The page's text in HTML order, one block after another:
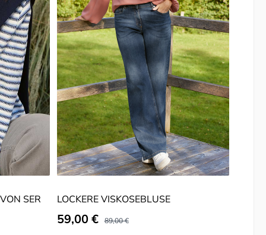
SER LOCKERE VISKOSEBLUSE
Verkaufspreis:
59,00 € Regulärer Preis:
89,00 €